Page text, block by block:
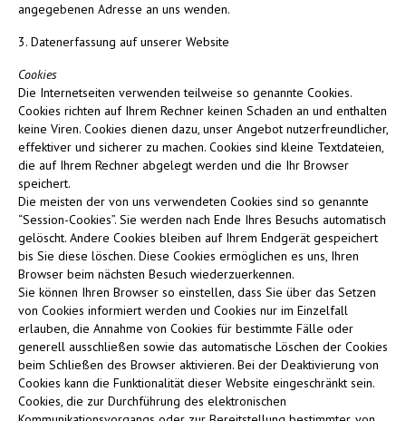
angegebenen Adresse an uns wenden.
3. Datenerfassung auf unserer Website
Cookies
Die Internetseiten verwenden teilweise so genannte Cookies.
Cookies richten auf Ihrem Rechner keinen Schaden an und enthalten
keine Viren. Cookies dienen dazu, unser Angebot nutzerfreundlicher,
effektiver und sicherer zu machen. Cookies sind kleine Textdateien,
die auf Ihrem Rechner abgelegt werden und die Ihr Browser
speichert.
Die meisten der von uns verwendeten Cookies sind so genannte
“Session-Cookies”. Sie werden nach Ende Ihres Besuchs automatisch
gelöscht. Andere Cookies bleiben auf Ihrem Endgerät gespeichert
bis Sie diese löschen. Diese Cookies ermöglichen es uns, Ihren
Browser beim nächsten Besuch wiederzuerkennen.
Sie können Ihren Browser so einstellen, dass Sie über das Setzen
von Cookies informiert werden und Cookies nur im Einzelfall
erlauben, die Annahme von Cookies für bestimmte Fälle oder
generell ausschließen sowie das automatische Löschen der Cookies
beim Schließen des Browser aktivieren. Bei der Deaktivierung von
Cookies kann die Funktionalität dieser Website eingeschränkt sein.
Cookies, die zur Durchführung des elektronischen